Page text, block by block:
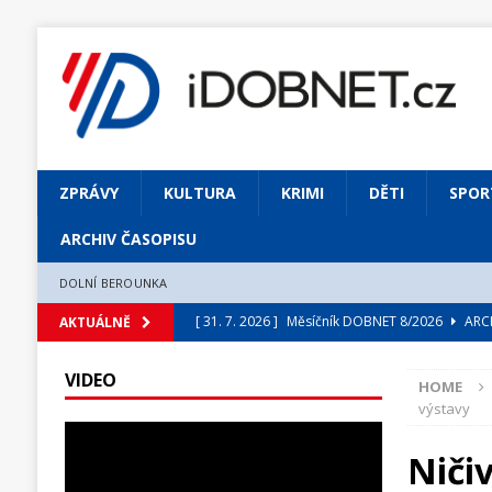
ZPRÁVY KULTURA KRIMI DĚTI
ARCHIV ČASOPISU
DOLNÍ BEROUNKA
AKTUÁLNĚ [ 31. 7. 2026 ] Měsíčník DOBNET 8/2026
[ 31. 7. 2026 ] Jednou Slavoj, vždycky Slavoj!
Výjimečný zážitek: mexické
HOME
výstavy
VIDEO